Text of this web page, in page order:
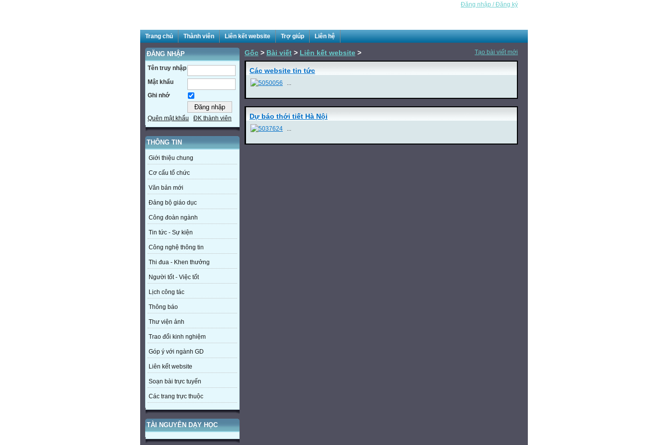
Đăng nhập / Đăng ký
Trang chủ Thành viên Liên kết website Trợ giúp Liên hệ
ĐĂNG NHẬP
Tên truy nhập
Mật khẩu
Ghi nhớ
Quên mật khẩu ĐK thành viên
THÔNG TIN
Giới thiệu chung
Cơ cấu tổ chức
Văn bản mới
Đảng bộ giáo dục
Công đoàn ngành
Tin tức - Sự kiện
Công nghệ thông tin
Thi đua - Khen thưởng
Người tốt - Việc tốt
Lịch công tác
Thông báo
Thư viện ảnh
Trao đổi kinh nghiệm
Góp ý với ngành GD
Liên kết website
Soạn bài trực tuyến
Các trang trực thuộc
TÀI NGUYÊN DẠY HỌC
Gốc > Bài viết > Liên kết website > Tạo bài viết mới
Các website tin tức
...
Dự báo thới tiết Hà Nội
...